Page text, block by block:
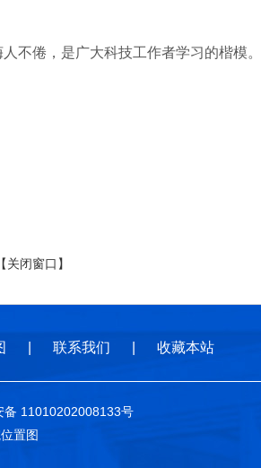
倦，是广大科技工作者学习的楷模
【关闭窗口】
联系我们 收藏本站
备 11010202008133号
置图